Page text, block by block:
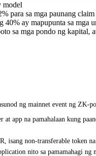
model
sa mga paunang
ay mapupunta sa
sa mga pondo ng
ng mainnet event ng ZK-
app na pamahalaan kung
non-transferable token
nito sa pamamahagi